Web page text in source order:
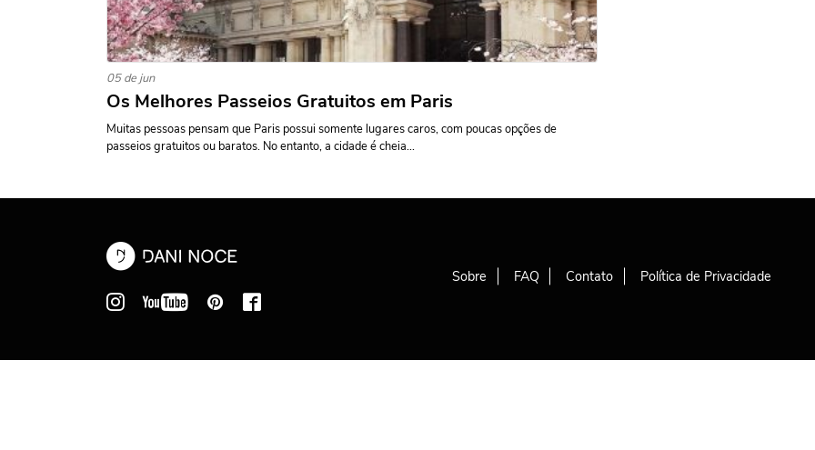
05 de jun
Os Melhores Passeios Gratuitos em Paris
Muitas pessoas pensam que Paris possui somente lugares caros, com poucas opções de
passeios gratuitos ou baratos. No entanto, a cidade é cheia...
Sobre FAQ Contato Política de Privacidade